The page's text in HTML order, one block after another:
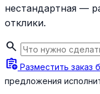
нестандартная —
отклики.
search
assignment_add Разместить заказ
предложения